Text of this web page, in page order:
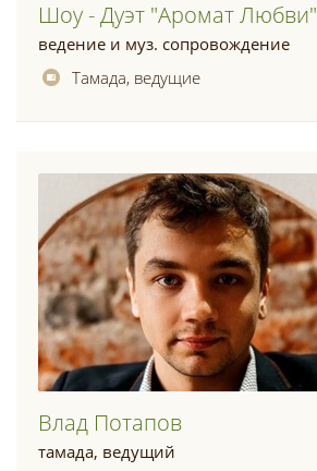
Шоу - Дуэт "аромат Любви"
ведение и муз. сопровождение
Тамада, ведущие
Влад Потапов
тамада, ведущий